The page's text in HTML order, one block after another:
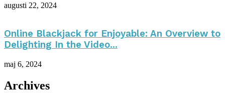
augusti 22, 2024
Online Blackjack for Enjoyable: An Overview to
Delighting In the Video...
maj 6, 2024
Archives